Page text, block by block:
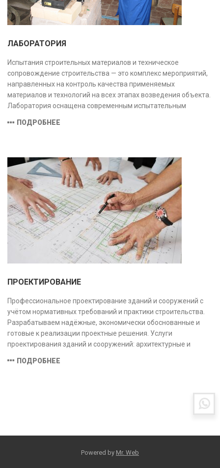
ЛАБОРАТОРИЯ
Испытания строительных материалов и техническое
сопровождение строительства — это комплекс мероприятий,
направленных на контроль качества применяемых
материалов и технологий на всех этапах возведения объекта.
Лаборатория оснащена современным испытательным
соответствующими заявленной области аккредитации.
ПОДРОБНЕЕ
ПРОЕКТИРОВАНИЕ
Профессиональное проектирование зданий и сооружений с
учётом нормативных требований и практики строительства.
Разрабатываем надёжные, экономически обоснованные и
готовые к реализации проектные решения. Услуги
проектирования зданий и сооружений: архитектурные и
сметная документация. Полный цикл работ с учётом норм и
ПОДРОБНЕЕ
Powered by Mr. Web